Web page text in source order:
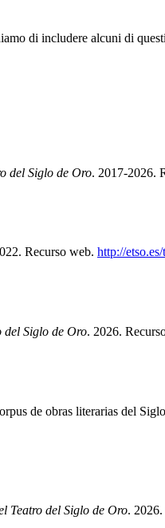
di includere alcuni di
del Siglo de Oro. 2017-2026.
Recurso web. http://
Siglo de Oro. 2026.
de obras literarias del
Teatro del Siglo de Oro. 2026.